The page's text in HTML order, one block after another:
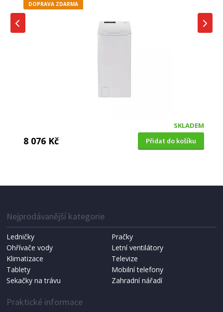
DOPRAVA ZDARMA
SKLADEM
8 076 Kč Přidat do košíku
Whirlpool TDLR 6240L EU/N
DOPRAVA ZDARMA
Nejprodávanější kategorie
Ledničky
Pračky
Ohřívače vody
Letní ventilátory
Klimatizace
Televize
Tablety
Mobilní telefony
Sekačky na trávu
Zahradní nářadí
Praktické informace